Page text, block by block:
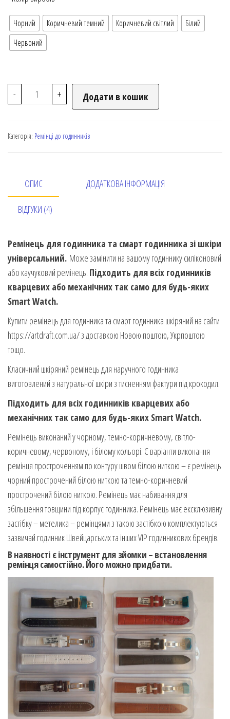
Чорний Коричневий темний Коричневий світлий
Білий
Червоний
- + Додати в кошик
Категорія: Ремінці до годинників
ОПИС ДОДАТКОВА ІНФОРМАЦІЯ
ВІДГУКИ (4)
Ремінець для годинника та смарт годинника зі шкіри
універсальний. Може замінити на вашому годиннику силіконовий
або каучуковий ремінець. Підходить для всіх годинників
кварцевих або механічних так само для будь-яких
Smart Watch.
Купити ремінець для годинника та смарт годинника шкіряний на сайти
https://artdraft.com.ua/ з доставкою Новою поштою, Укрпоштою
тощо.
Класичний шкіряний ремінець для наручного годинника
виготовлений з натуральної шкіри з тисненням фактури під крокодил.
Підходить для всіх годинників кварцевих або
механічних так само для будь-яких Smart Watch.
Ремінець виконаний у чорному, темно-коричневому, світло-
коричневому, червоному, і білому кольорі. Є варіанти виконання
ремінця простроченням по контуру швом білою ниткою – є ремінець
чорний прострочений білою ниткою та темно-коричневий
прострочений білою ниткою. Ремінець має набивання для
збільшення товщини під корпус годинника. Ремінець має ексклюзивну
застібку – метелика – ремінцями з такою застібкою комплектуються
зазвичай годинник Швейцарських та інших VIP годинникових брендів.
В наявності є інструмент для зйомки – встановлення
ремінця самостійно. Його можно придбати.